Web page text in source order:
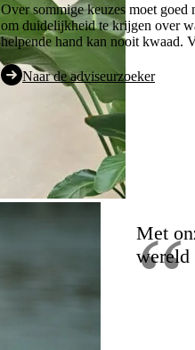
Over sommige keuzes moet
om duidelijkheid te krijgen over
helpende hand kan nooit kwaad.
Naar de adviseurzoeker
Met
wereld